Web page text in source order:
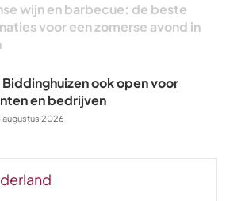
wijn en barbecue: de beste
voor een zomerse avond in
Biddinghuizen ook open voor
en bedrijven
augustus 2026